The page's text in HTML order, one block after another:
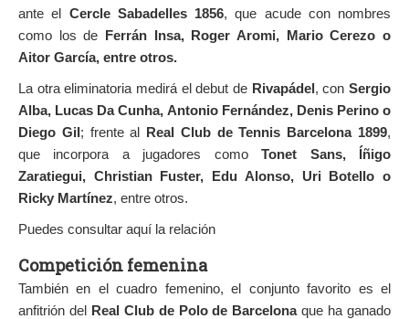
ante el Cercle Sabadelles 1856, que acude con nombres
como los de Ferrán Insa, Roger Aromi, Mario Cerezo o
Aitor García, entre otros.
La otra eliminatoria medirá el debut de Rivapádel, conSergio
Alba, Lucas Da Cunha, Antonio Fernández, Denis Perino o
Diego Gil; frente al Real Club de Tennis Barcelona 1899,
que incorpora a jugadores comoTonet Sans, Íñigo
Zaratiegui, Christian Fuster, Edu Alonso, Uri Botello o
Ricky Martínez, entre otros.
Puedes consultar aquí la relación
Competición femenina
También en el cuadro femenino, el conjunto favorito es el
anfitrión del Real Club de Polo de Barcelonaque ha ganado